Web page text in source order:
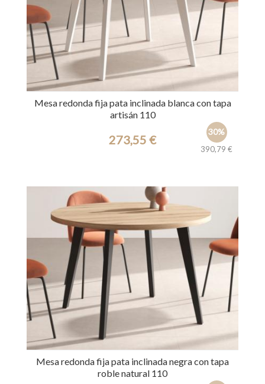
Mesa redonda fija pata inclinada blanca con tapa
artisán 110
30%
390,79 €
273,55 €
Mesa redonda fija pata inclinada negra con tapa
roble natural 110